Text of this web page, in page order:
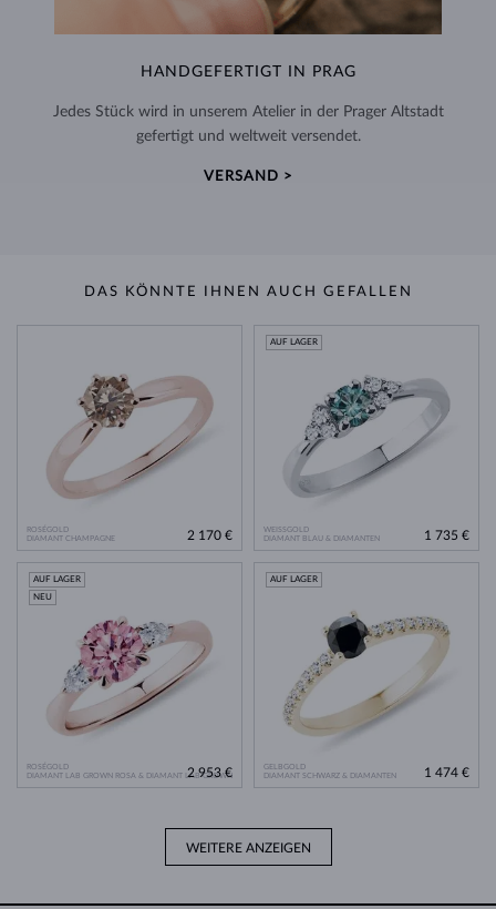
HANDGEFERTIGT IN PRAG
Jedes Stück wird in unserem Atelier in der Prager Altstadt
gefertigt und weltweit versendet.
VERSAND >
DAS KÖNNTE IHNEN AUCH GEFALLEN
ROSÉGOLD
DIAMANT CHAMPAGNE
2 170 €
WEISSGOLD
DIAMANT BLAU & DIAMANTEN
AUF LAGER
1 735 €
ROSÉGOLD
DIAMANT LAB GROWN ROSA & DIAMANT LAB GROWN
AUF LAGER
NEU
2 953 €
GELBGOLD
DIAMANT SCHWARZ & DIAMANTEN
AUF LAGER
1 474 €
WEITERE ANZEIGEN